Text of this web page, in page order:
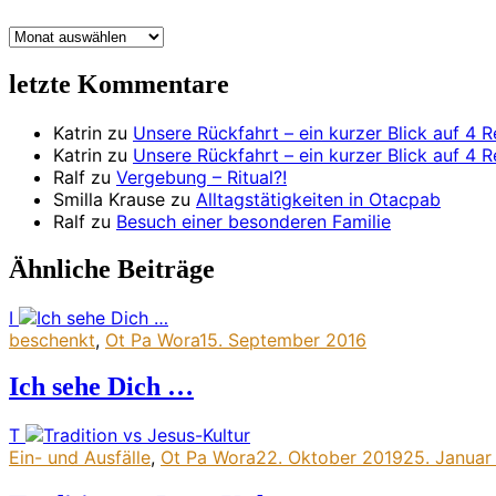
Archiv
letzte Kommentare
Katrin zu Unsere Rückfahrt – ein kurzer Blick auf 4
Katrin zu Unsere Rückfahrt – ein kurzer Blick auf 4
Ralf zu Vergebung – Ritual?!
Smilla Krause zu Alltagstätigkeiten in Otacpab
Ralf zu Besuch einer besonderen Familie
Ähnliche Beiträge
I
beschenkt, Ot Pa Wora15. September 2016
Ich sehe Dich …
T
Ein- und Ausfälle, Ot Pa Wora22. Oktober 201925.